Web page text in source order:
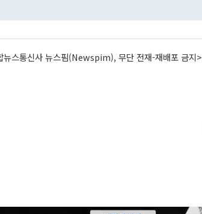
뉴스통신사 뉴스핌(Newspim), 무단 전재-재배포 금지>